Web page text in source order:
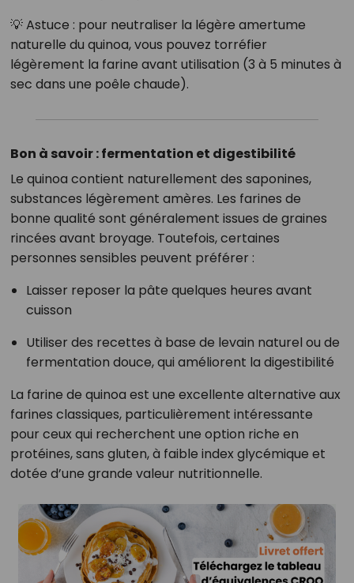
💡 Astuce : pour neutraliser la légère amertume
naturelle du quinoa, vous pouvez torréfier
légèrement la farine avant utilisation (3 à 5 minutes à
sec dans une poêle chaude).
Bon à savoir : fermentation et digestibilité
Le quinoa contient naturellement des saponines,
substances légèrement amères. Les farines de
bonne qualité sont généralement issues de graines
rincées avant broyage. Toutefois, certaines
personnes sensibles peuvent préférer :
Laisser reposer la pâte quelques heures avant
cuisson
Utiliser des recettes à base de levain naturel ou de
fermentation douce, qui améliorent la digestibilité
La farine de quinoa est une excellente alternative aux
farines classiques, particulièrement intéressante
pour ceux qui recherchent une option riche en
protéines, sans gluten, à faible index glycémique et
dotée d’une grande valeur nutritionnelle.